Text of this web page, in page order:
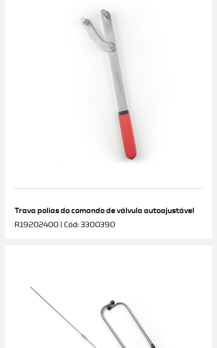
Trava polias do comando de válvula autoajustável
R19202400 | Cód: 3300390